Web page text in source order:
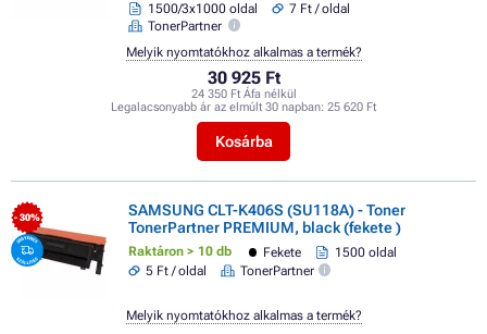
1500/3x1000 oldal
7 Ft / oldal
TonerPartner
30 925 Ft
24 350 Ft Áfa nélkül
Legalacsonyabb ár az elmúlt 30 napban: 25 620 Ft
Kosárba
Melyik nyomtatókhoz alkalmas a termék?
- 30%
SAMSUNG CLT-K406S (SU118A) - Toner
TonerPartner PREMIUM, black (fekete )
Raktáron > 10 db Fekete
1500 oldal
5 Ft / oldal
TonerPartner
Melyik nyomtatókhoz alkalmas a termék?